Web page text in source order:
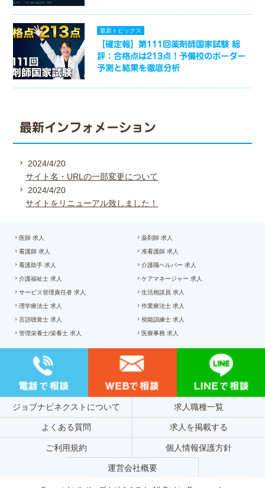
最新トピックス
【確定報】第111回薬剤師国家試験 総
評：合格点は213点！予備校のボーダー
予測と結果を徹底分析
最新インフォメーション
2024/4/20
サイト名・URLの一部変更について
2024/4/20
サイトをリニューアル致しました！
医師 求人 薬剤師 求人
看護師 求人 准看護師 求人
看護助手 求人 介護職ヘルパー 求人
介護福祉士 求人 ケアマネージャー 求人
サービス管理責任者 求人 生活相談員 求人
理学療法士 求人 作業療法士 求人
言語聴覚士 求人 視能訓練士 求人
管理栄養士/栄養士 求人 医療事務 求人
ジョブナビネクストについて 求人職種一覧
よくある質問 求人を掲載する
ご利用規約 個人情報保護方針
運営会社概要